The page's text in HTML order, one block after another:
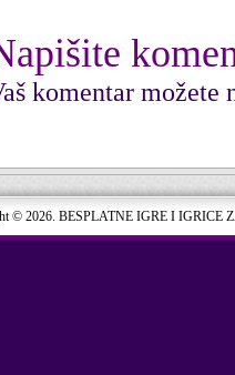
komentar možete
© 2026. BESPLATNE IGRE I IGRICE